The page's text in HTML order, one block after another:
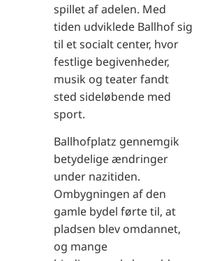
spillet af adelen. Med
tiden udviklede Ballhof sig
til et socialt center, hvor
festlige begivenheder,
musik og teater fandt
sted sideløbende med
sport.
Ballhofplatz gennemgik
betydelige ændringer
under nazitiden.
Ombygningen af den
gamle bydel førte til, at
pladsen blev omdannet,
og mange